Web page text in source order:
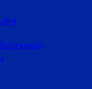
ลึก)
ดความหนา)